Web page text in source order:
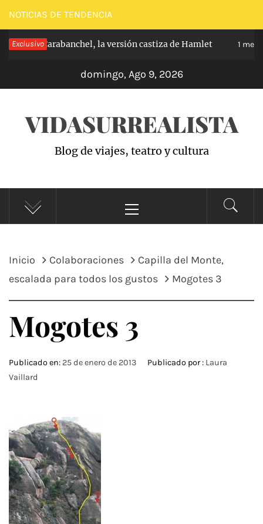
Saltar
al
contenido
NOTICIAS DE TENDENCIA
Exclusivo
de Carabanchel, la versión castiza de Hamlet 1 mes
domingo, Ago 9, 2026
VIDASURREALISTA
Blog de viajes, teatro y cultura
principal
Inicio Colaboraciones
Capilla del Monte,
escalada para todos los gustos
Mogotes 3
Mogotes 3
Publicado en: 25 de enero de 2013 Publicado por : Laura
Vaillard